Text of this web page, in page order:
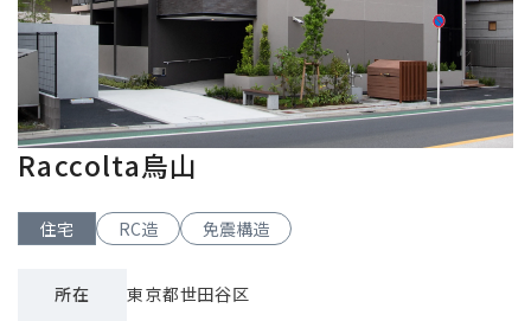
Raccolta烏山
住宅 RC造 免震構造
所在 東京都世田谷区